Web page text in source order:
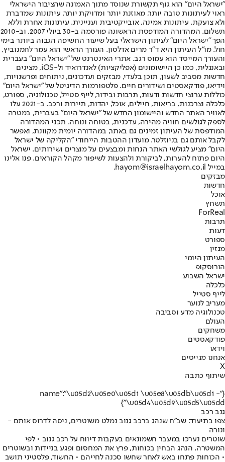
"ישראל היום" הוא גוף תקשורת שנוסד מתוך האמונה שהציבור הישראלי
ראוי לעיתונות טובה יותר, מאוזנת יותר ומדויקת יותר. עיתונות שמדברת
ולא צועקת. עיתונות אמינה, אובייקטיבית ועניינית. עיתונות אחרת וללא
תשלום. המהדורה המודפסת הראשונה פורסמה ב-30 ביולי 2007, וב-2010
הפך "ישראל היום" לעיתון הישראלי בעל שיעור החשיפה הגבוה ביותר בימי
חול. מו"ל העיתון היא ד"ר מרים אדלסון. העורך הראשי הוא עמר לחמנוביץ,
והעורך המייסד הוא עמוס רגב. אתרי האינטרנט של "ישראל היום" בעברית
ובאנגלית, כמו כן היישומונים (אפליקציות) לאנדרואיד ול-iOS, מציגים
חדשות מסביב לשעון, תוכן בלעדי, מבזקים ועדכונים, ניתוחים ופרשנויות,
וידיאו, פודקאסטים ושידורים חיים. פלטפורמות הדיגיטל של "ישראל היום"
כוללות ערוצי חדשות ודעות, תרבות ובידור, לייף סטייל, טכנולוגיה, ספורט,
כלכלה וצרכנות, בריאות, חיילים, אוכל, יהדות, תיירות ורכב. ב-2021 עלו
לאוויר האתר החדש והיישומון החדש של "ישראל היום" בעברית, במטרה
לספק לגולשים חוויה מהירה, עדכנית, בטוחה ונוחה. תכני המהדורה
המודפסת של העיתון זמינים גם באתר, במהדורה יומית מקוונת, ואפשר
לקבל אותם גם בניוזלטר. מועדון ההטבות הייחודי "הקליקה של ישראל
היום" מציע לגולשי האתר הנחות ומבצעים על מוצרים ושירותים. ישראל
היום פתוח להערות, לביקורת ולהצעות לשיפור מקהל הקוראים. פנו אלינו
במייל hayom@israelhayom.co.il.
מבזקים
חדשות
אוכל
תשחץ
ForReal
תרבות
דעות
ספורט
מגזין
העיתון היומי
הורוסקופ
ישראל השבוע
כלכלה
לייף סטייל
מעריב לנוער
טכנולוגיה מדע וסביבה
העולם
משחקים
פודקאסטים
וידאו
אנחנו מגייסים
X
שיתוף כתבה
{"name":"\u05d2\u05e0\u05d1 \u05e8\u05db\u05d1 -
\u05d4\u05d9\u05d5\u05dd"}
גנב רכב
צפו בתיעוד: שב"ח שנהג ברכב גנוב נמלט משוטרים, ניסה לדרוס אותם -
ונורה
שוטרים נערכו במעבר חשמונאים בעקבות דיווח על רכב גנוב • לפי
המשטרה, הנהג הבחין בכוחות, פרץ את המחסום ופגע בניידות ובשוטרים
• הכוחות פתחו באש לאחר שחשו סכנה לחייהם • החשוד, פלסטיני תושב